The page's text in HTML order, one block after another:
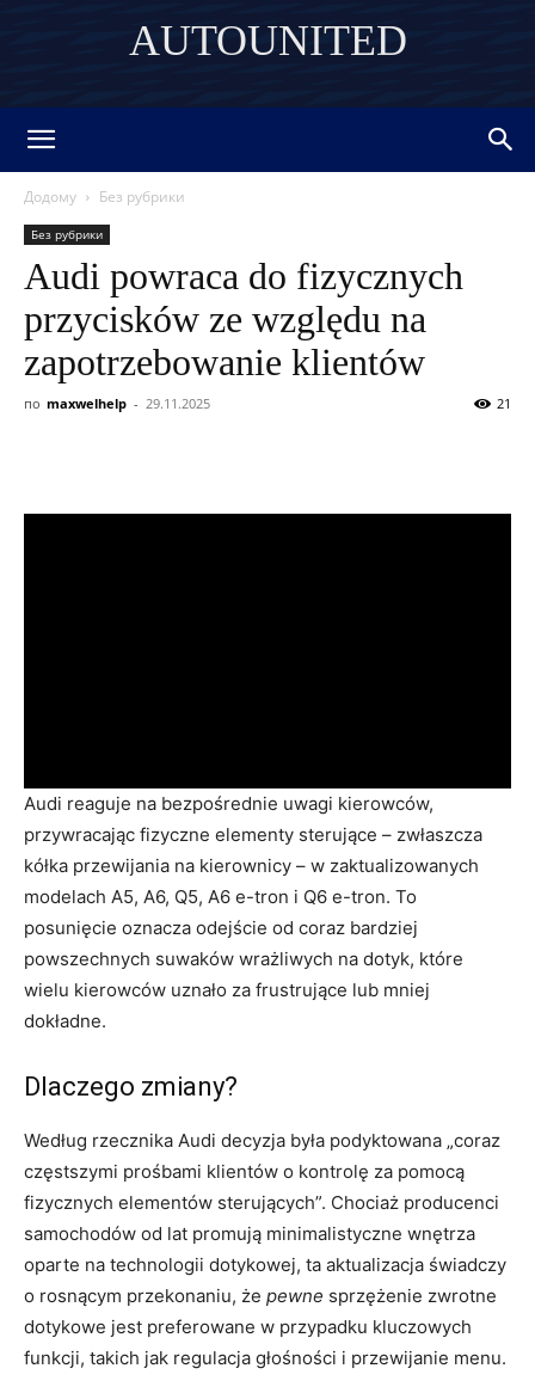
AUTOUNITED
Додому Без рубрики
Без рубрики
Audi powraca do fizycznych
przycisków ze względu na
zapotrzebowanie klientów
по maxwelhelp - 29.11.2025 21
Audi reaguje na bezpośrednie uwagi kierowców,
przywracając fizyczne elementy sterujące – zwłaszcza
kółka przewijania na kierownicy – w zaktualizowanych
modelach A5, A6, Q5, A6 e-tron i Q6 e-tron. To
posunięcie oznacza odejście od coraz bardziej
powszechnych suwaków wrażliwych na dotyk, które
wielu kierowców uznało za frustrujące lub mniej
dokładne.
Dlaczego zmiany?
Według rzecznika Audi decyzja była podyktowana „coraz
częstszymi prośbami klientów o kontrolę za pomocą
fizycznych elementów sterujących”. Chociaż producenci
samochodów od lat promują minimalistyczne wnętrza
oparte na technologii dotykowej, ta aktualizacja świadczy
o rosnącym przekonaniu, że pewne sprzężenie zwrotne
dotykowe jest preferowane w przypadku kluczowych
funkcji, takich jak regulacja głośności i przewijanie menu.